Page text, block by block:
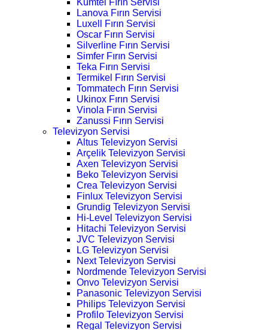
Lanova Fırın Servisi
Luxell Fırın Servisi
Oscar Fırın Servisi
Silverline Fırın Servisi
Simfer Fırın Servisi
Teka Fırın Servisi
Termikel Fırın Servisi
Tommatech Fırın Servisi
Ukinox Fırın Servisi
Vinola Fırın Servisi
Zanussi Fırın Servisi
Televizyon Servisi
Altus Televizyon Servisi
Arçelik Televizyon Servisi
Axen Televizyon Servisi
Beko Televizyon Servisi
Crea Televizyon Servisi
Finlux Televizyon Servisi
Grundig Televizyon Servisi
Hi-Level Televizyon Servisi
Hitachi Televizyon Servisi
JVC Televizyon Servisi
LG Televizyon Servisi
Next Televizyon Servisi
Nordmende Televizyon Servisi
Onvo Televizyon Servisi
Panasonic Televizyon Servisi
Philips Televizyon Servisi
Profilo Televizyon Servisi
Regal Televizyon Servisi